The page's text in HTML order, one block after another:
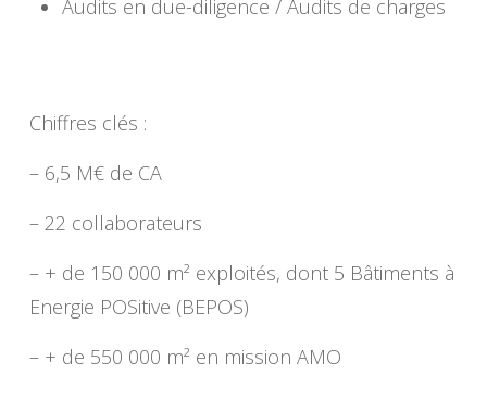
Audits en due-diligence / Audits de charges
Chiffres clés :
– 6,5 M€ de CA
– 22 collaborateurs
– + de 150 000 m² exploités, dont 5 Bâtiments à
Energie POSitive (BEPOS)
– + de 550 000 m² en mission AMO